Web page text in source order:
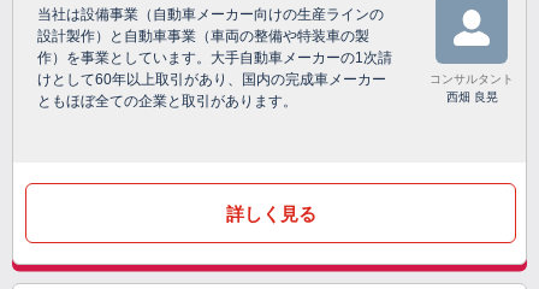
当社は設備事業（自動車メーカー向けの生産ラインの
設計製作）と自動車事業（車両の整備や特装車の製
作）を事業としています。大手自動車メーカーの1次請
けとして60年以上取引があり、国内の完成車メーカー
ともほぼ全ての企業と取引があります。
コンサルタント
西畑 良晃
詳しく見る